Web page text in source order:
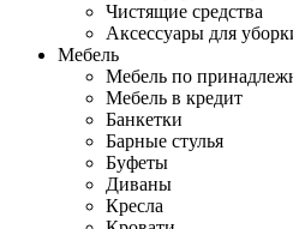
Чистящие средства
Аксессуары для
Мебель
Мебель по
Мебель в кредит
Банкетки
Барные стулья
Буфеты
Диваны
Кресла